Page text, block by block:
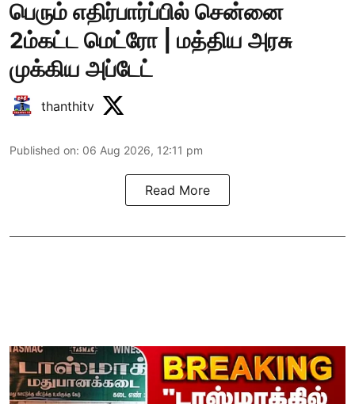
பெரும் எதிர்பார்ப்பில் சென்னை
2ம்கட்ட மெட்ரோ | மத்திய அரசு
முக்கிய அப்டேட்
thanthitv
Published on: 06 Aug 2026, 12:11 pm
Read More